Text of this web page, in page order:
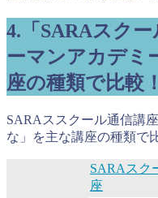
4.「SARAスク
ーマンアカデミ
座の種類で比較！
SARAススクール通信講
な」を主な講座の種類で
SARAスク
座